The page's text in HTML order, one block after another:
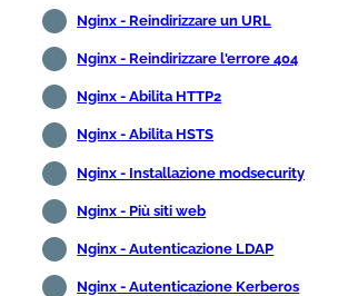
Nginx - Reindirizzare un URL
Nginx - Reindirizzare l'errore 404
Nginx - Abilita HTTP2
Nginx - Abilita HSTS
Nginx - Installazione modsecurity
Nginx - Più siti web
Nginx - Autenticazione LDAP
Nginx - Autenticazione Kerberos